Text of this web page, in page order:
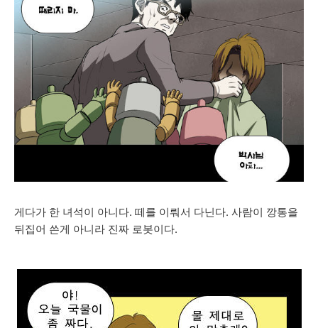
게다가 한 녀석이 아니다. 떼를 이뤄서 다닌다. 사람이 깡통을
뒤집어 쓴게 아니라 진짜 로봇이다.